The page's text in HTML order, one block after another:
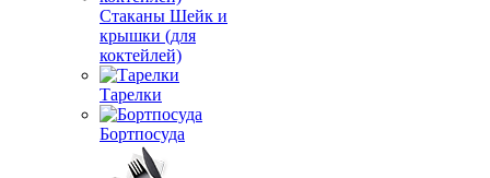
Стаканы Шейк и
крышки (для
коктейлей)
Тарелки
Бортпосуда